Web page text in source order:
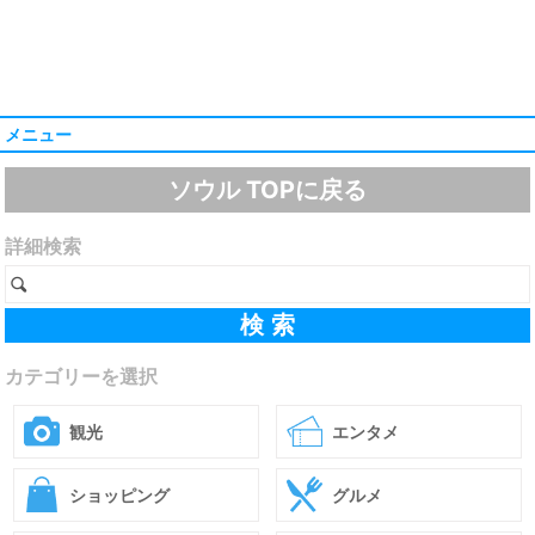
メニュー
ソウル TOPに戻る
詳細検索
カテゴリーを選択
観光 エンタメ
ショッピング グルメ